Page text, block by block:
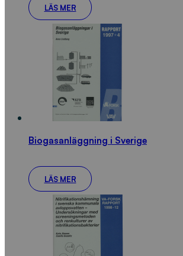
LÄS MER
Biogasanläggning i Sverige
LÄS MER